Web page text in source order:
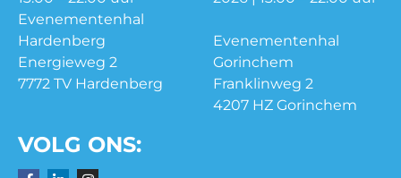
Evenementenhal
Hardenberg
Energieweg 2
7772 TV Hardenberg
Evenementenhal
Gorinchem
Franklinweg 2
4207 HZ Gorinchem
VOLG ONS: